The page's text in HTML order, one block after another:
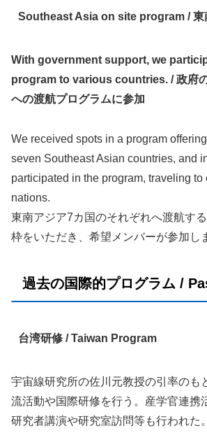
Southeast Asia on site program /東
With government support, we
program to various countries. / 政府
への渡航プログラムに参加
We received spots in a program
seven Southeast Asian countries, and
participated in the program, traveling to
nations.
東南アジア7カ国のそれぞれへ渡航す
枠をいただき、希望メンバーが参加し
過去の国際的プログラム /
台湾研修 / Taiwan Program
宇宙線研究所の佐川元教授の引率のも
流活動や国際研修を行う。産学官連携
研究者講演や研究室訪問等も行われた